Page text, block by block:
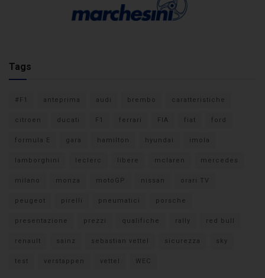
Tags
#F1 anteprima audi brembo caratteristiche
citroen ducati F1 ferrari FIA fiat ford
formula E gara hamilton hyundai imola
lamborghini leclerc libere mclaren mercedes
milano monza motoGP nissan orari TV
peugeot pirelli pneumatici porsche
presentazione prezzi qualifiche rally red bull
renault sainz sebastian vettel sicurezza sky
test verstappen vettel WEC